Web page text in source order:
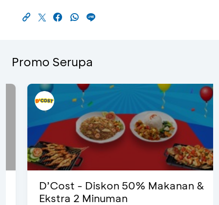
Promo Serupa
D’Cost - Diskon 50% Makanan &
Ekstra 2 Minuman